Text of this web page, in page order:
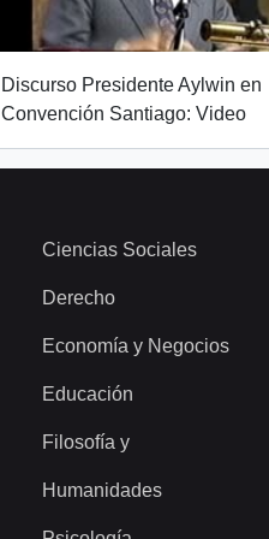
Discurso Presidente Aylwin en
Convención Santiago: Video
Ciencias Sociales
Derecho
Economía y Negocios
Educación
Filosofía y
Humanidades